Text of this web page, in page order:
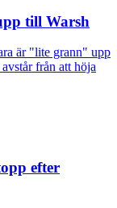
till Warsh
är "lite grann" upp
från att höja
efter